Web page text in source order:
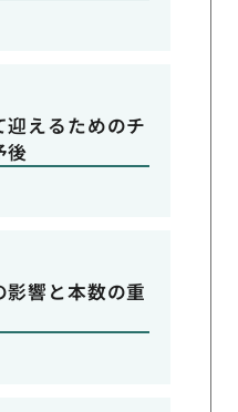
えるためのチ
後
響と本数の重